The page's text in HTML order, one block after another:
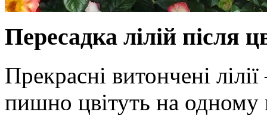
Пересадка лілій після
Прекрасні витончені
пишно цвітуть на одному